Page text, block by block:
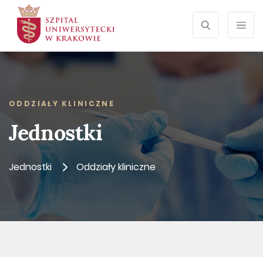
Otwórz
SZUKAJ
ODDZIAŁY KLINICZNE
Jednostki
Jednostki Oddziały kliniczne